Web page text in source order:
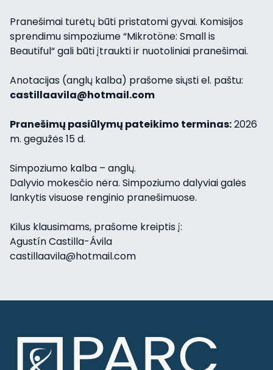
Pranešimai turėtų būti pristatomi gyvai. Komisijos
sprendimu simpoziume “Mikrotöne: Small is
Beautiful“ gali būti įtraukti ir nuotoliniai pranešimai.
Anotacijas (anglų kalba) prašome siųsti el. paštu:
castillaavila@hotmail.com
Pranešimų pasiūlymų pateikimo terminas:2026
m. gegužės 15 d.
Simpoziumo kalba – anglų.
Dalyvio mokesčio nėra. Simpoziumo dalyviai galės
lankytis visuose renginio pranešimuose.
Kilus klausimams, prašome kreiptis į:
Agustín Castilla-Ávila
castillaavila@hotmail.com